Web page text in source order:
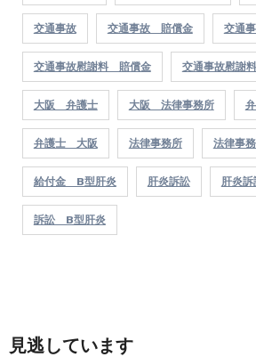
交通事故 交通事故 賠償金 交通
交通事故慰謝料 賠償金 交通事故慰謝
大阪 弁護士 大阪 法律事務所
弁護士 大阪 法律事務所 法律事
給付金 B型肝炎 肝炎訴訟 肝炎
訴訟 B型肝炎
見逃しています